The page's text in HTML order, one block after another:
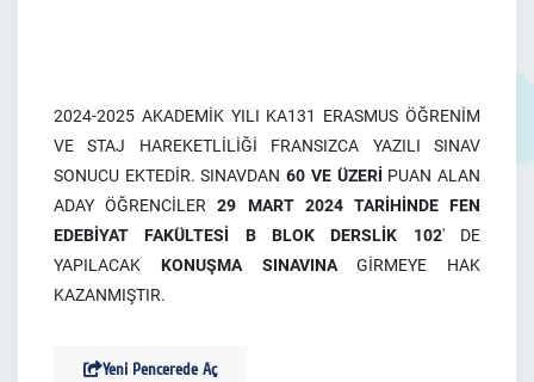
2024-2025 AKADEMİK YILI KA131 ERASMUS ÖĞRENİM
VE STAJ HAREKETLİLİĞİ FRANSIZCA YAZILI SINAV
SONUCU EKTEDİR. SINAVDAN60 VE ÜZERİ PUAN ALAN
ADAY ÖĞRENCİLER29 MART 2024 TARİHİNDE FEN
EDEBİYAT FAKÜLTESİ B BLOK DERSLİK 102' DE
YAPILACAK KONUŞMA SINAVINAGİRMEYE HAK
KAZANMIŞTIR.
Yeni Pencerede Aç